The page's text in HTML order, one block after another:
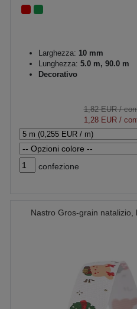
Larghezza: 10 mm
Lunghezza: 5.0 m, 90.0 m
Decorativo
1,82 EUR/
1,28 EUR/
confezione
Nastro Gros-grain